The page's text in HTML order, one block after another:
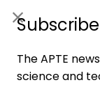
The APTE
science and